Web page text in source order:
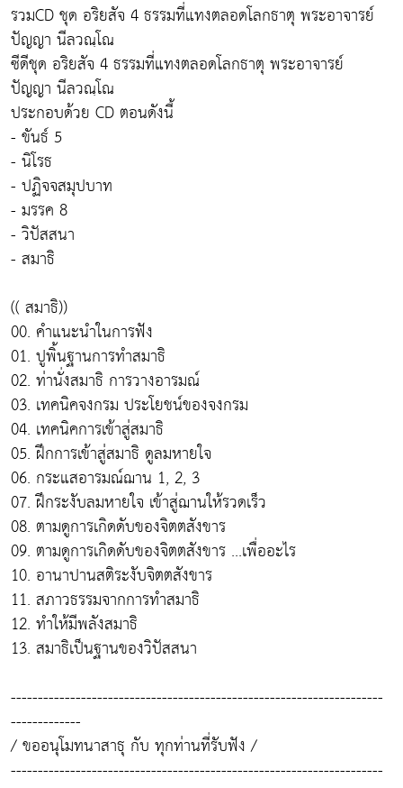
รวมCD ชุด อริยสัจ 4 ธรรมที่แทงตลอดโลกธาตุ พระอาจารย์
ปัญญา นีลวณฺโณ
ซีดีชุด อริยสัจ 4 ธรรมที่แทงตลอดโลกธาตุ พระอาจารย์
ปัญญา นีลวณฺโณ
ประกอบด้วย CD ตอนดังนี้
- ขันธ์ 5
- นิโรธ
- ปฏิจจสมุปบาท
- มรรค 8
- วิปัสสนา
- สมาธิ
(( สมาธิ))
00. คำแนะนำในการฟัง
01. ปูพิ้นฐานการทำสมาธิ
02. ท่านั่งสมาธิ การวางอารมณ์
03. เทคนิคจงกรม ประโยชน์ของจงกรม
04. เทคนิคการเข้าสู่สมาธิ
05. ฝึกการเข้าสู่สมาธิ ดูลมหายใจ
06. กระแสอารมณ์ฌาน 1, 2, 3
07. ฝึกระงับลมหายใจ เข้าสู่ฌานให้รวดเร็ว
08. ตามดูการเกิดดับของจิตตสังขาร
09. ตามดูการเกิดดับของจิตตสังขาร ...เพื่ออะไร
10. อานาปานสติระงับจิตตสังขาร
11. สภาวธรรมจากการทำสมาธิ
12. ทำให้มีพลังสมาธิ
13. สมาธิเป็นฐานของวิปัสสนา
---------------------------------------------------------------------
-------------
/ ขออนุโมทนาสาธุ กับ ทุกท่านที่รับฟัง /
---------------------------------------------------------------------